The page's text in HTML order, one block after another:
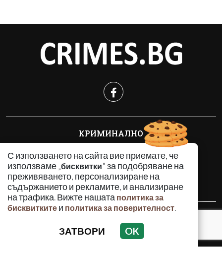
С използването на сайта вие приемате, че
използваме „бисквитки" за подобряване на
преживяването, персонализиране на
съдържанието и рекламите, и анализиране
на трафика. Вижте нашата политика за
бисквитките и политика за поверителност.
ЗАТВОРИ OK
КРИМИНАЛНО
ИНЦИДЕНТИ
АНАЛИЗИ
ПО СВЕТА
ВОДЕЩИ ТЕМИ
Използването и публикуването на част или цялото
съдържание на Crimes.BG без разрешение на Медийна
група Асмара ЕООД е забранено.